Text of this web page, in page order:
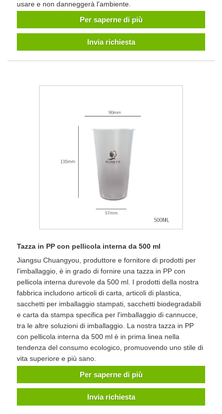
usare e non danneggerà l'ambiente.
Per saperne di più
Invia richiesta
Tazza in PP con pellicola interna da 500 ml
Jiangsu Chuangyou, produttore e fornitore di prodotti per
l'imballaggio, è in grado di fornire una tazza in PP con
pellicola interna durevole da 500 ml. I prodotti della nostra
fabbrica includono articoli di carta, articoli di plastica,
sacchetti per imballaggio stampati, sacchetti biodegradabili
e carta da stampa specifica per l'imballaggio di cannucce,
tra le altre soluzioni di imballaggio. La nostra tazza in PP
con pellicola interna da 500 ml è in prima linea nella
tendenza del consumo ecologico, promuovendo uno stile di
vita superiore e più sano.
Per saperne di più
Invia richiesta